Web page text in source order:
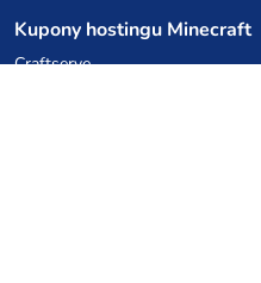
Kupony hostingu Minecraft
Craftserve